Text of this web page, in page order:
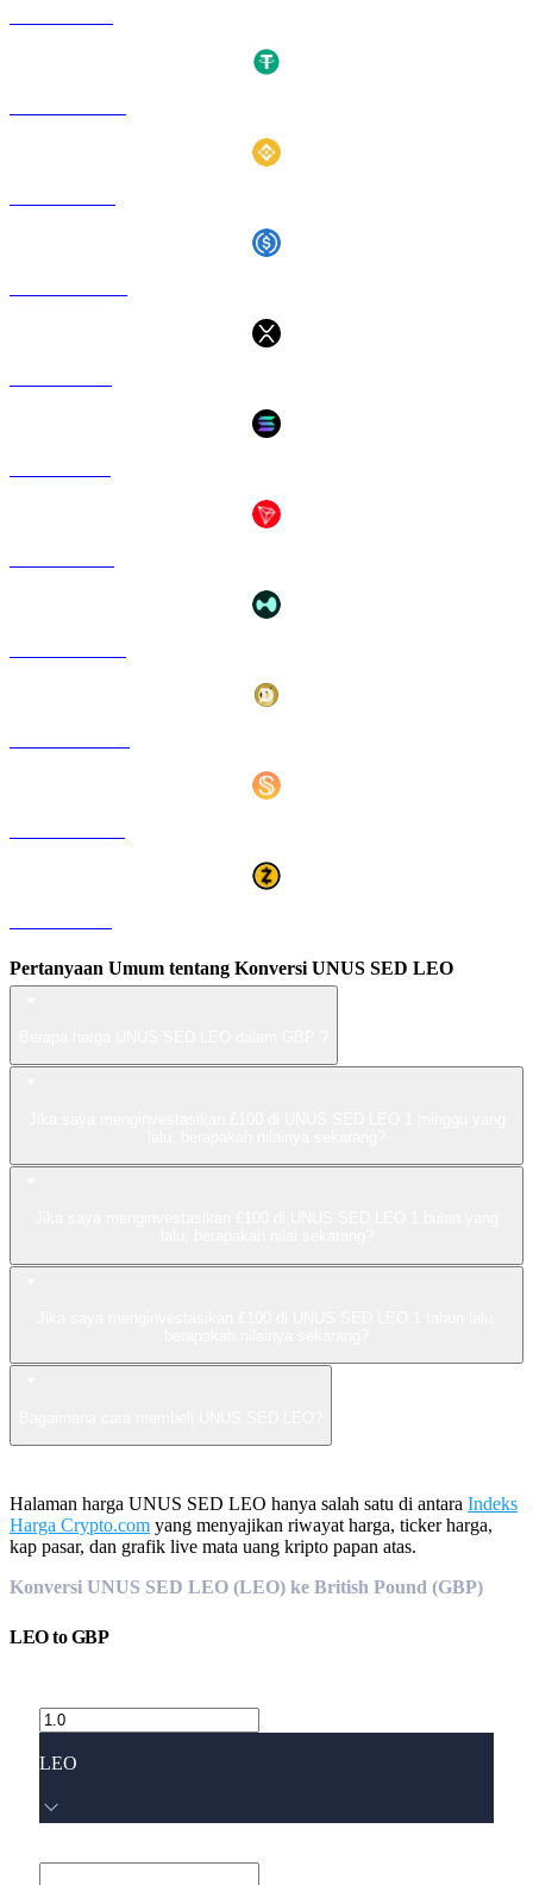
Pertanyaan Umum tentang Konversi UNUS SED LEO
Halaman harga UNUS SED LEO hanya salah satu di antara Indeks
Harga Crypto.com yang menyajikan riwayat harga, ticker harga,
kap pasar, dan grafik live mata uang kripto papan atas.
Konversi UNUS SED LEO (LEO) ke British Pound (GBP)
LEOtoGBP
LEO